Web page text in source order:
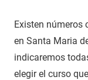
Existen números
en Santa Maria
indicaremos
elegir el curso